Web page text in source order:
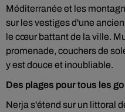
Méditerranée et les
sur les vestiges d'une
le cœur battant de la ville.
promenade, couchers de
y est douce et inoubliable.
Des plages pour tous les
Nerja s'étend sur un littoral